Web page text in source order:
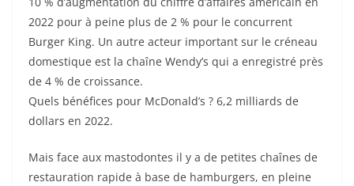
2022 pour à peine plus de 2 % pour le concurrent
Burger King. Un autre acteur important sur le créneau
domestique est la chaîne Wendy’s qui a enregistré près
de 4 % de croissance.
Quels bénéfices pour McDonald’s ? 6,2 milliards de
dollars en 2022.
Mais face aux mastodontes il y a de petites chaînes de
restauration rapide à base de hamburgers, en pleine